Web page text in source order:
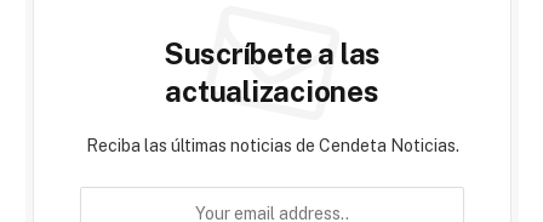
Suscríbete a las
actualizaciones
Reciba las últimas noticias de Cendeta Noticias.